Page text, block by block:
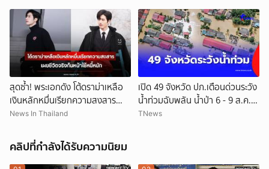
น้ำมันถูกคุมจากภายนอก สู่คำถาม
อธิปไตยเศรษฐกิจยุคใหม่
สุดซ้ำ! พระเอกดัง โต้ดราม่าเหลือ
เงินหลักหมื่นเรียกความสงสาร
เผยชีวิตจริงก้มหน้าใช้หนี้หนัก (ข่าว
News In Thailand
เปิด 49 จังหวัด ปภ.เตือนด่วนระวัง
น้ำท่วมฉับพลัน น้ำป่า 6 - 9 ส.ค.
69
TNews
คลิปที่กำลังได้รับความนิยม